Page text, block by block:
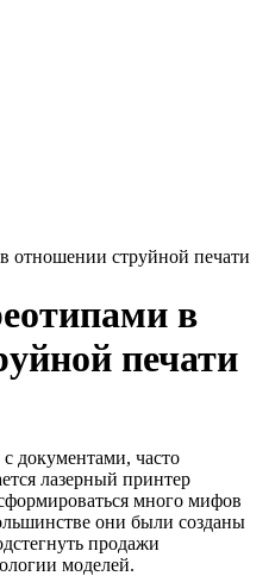
отношении струйной печати
в
печати
документами, часто
лазерный принтер
много мифов
они были созданы
продажи
моделей.